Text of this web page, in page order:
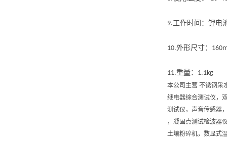
9.工作时间：锂电
10.外形尺寸：
11.重量： 1.1kg
本公司主营 不锈钢采
继电器综合测试仪，
测试仪，声音传感器
，凝固点测试检波器
土壤粉碎机，数显式